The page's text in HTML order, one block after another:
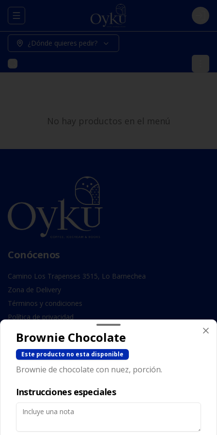
Abrir menu de navegación Login
¿Dónde quieres pedir?
No hay productos en el menú
Conócenos
Camino Los Trapenses 3515, Lo Barnechea
Zona de Delivery
Términos y condiciones
Política de privacidad
Redes sociales
Instagram
Facebook
Mi cuenta
Brownie Chocolate
Este producto no esta disponible
Brownie de chocolate con nuez, porción.
Instrucciones especiales